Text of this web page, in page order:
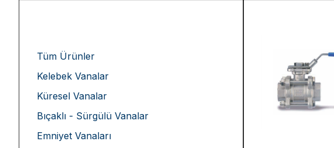
Tüm Ürünler
Kelebek Vanalar
Küresel Vanalar
Bıçaklı - Sürgülü Vanalar
Emniyet Vanaları